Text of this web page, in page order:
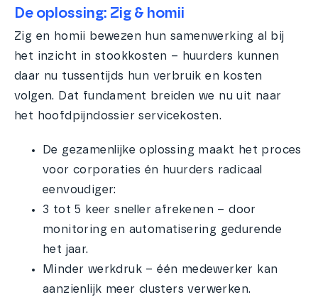
De oplossing: Zig & homii
Zig en homii bewezen hun samenwerking al bij
het inzicht in stookkosten – huurders kunnen
daar nu tussentijds hun verbruik en kosten
volgen. Dat fundament breiden we nu uit naar
het hoofdpijndossier servicekosten.
De gezamenlijke oplossing maakt het proces
voor corporaties én huurders radicaal
eenvoudiger:
3 tot 5 keer sneller afrekenen – door
monitoring en automatisering gedurende
het jaar.
Minder werkdruk – één medewerker kan
aanzienlijk meer clusters verwerken.